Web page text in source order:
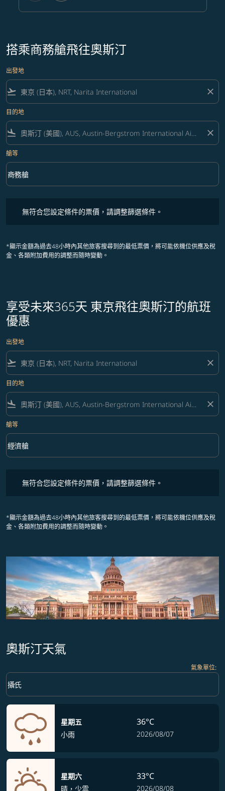
搭乘商務艙飛往奧斯汀
出發地
flight_takeoff close
目的地
flight_land close
艙等
艙等 option 商務艙 Selected
商務艙
keyboard_arrow_down
無符合您設定條件的票價，請調整篩選條件。
*顯示金額為過去48小時內其他旅客搜尋到的最低票價，將可能依機位供應及稅
金、各類附加費用的調整而隨時變動。
享受未來365天 東京飛往奧斯汀的航班
優惠
出發地
flight_takeoff close
目的地
flight_land close
艙等
艙等 option 經濟艙 Selected
經濟艙
keyboard_arrow_down
無符合您設定條件的票價，請調整篩選條件。
*顯示金額為過去48小時內其他旅客搜尋到的最低票價，將可能依機位供應及稅
金、各類附加費用的調整而隨時變動。
奧斯汀天氣
氣象單位:
Weather unit option 攝氏 Selected
攝氏
keyboard_arrow_down
星期五
小雨
36°C
2026/08/07
星期六
晴，少雲
33°C
2026/08/08